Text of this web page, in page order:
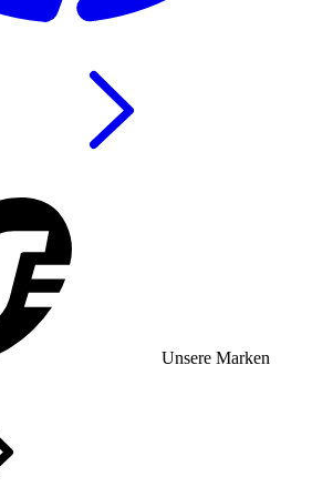
Unsere Marken